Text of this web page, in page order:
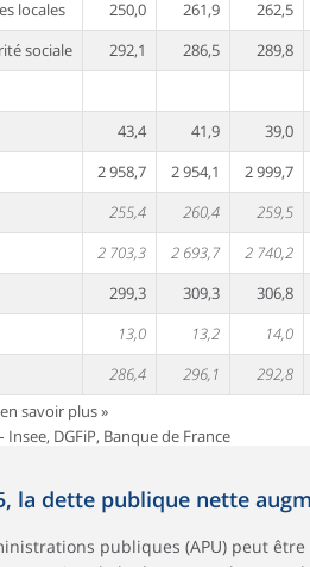
locales
250,0 261,9 262,5
sociale
292,1 286,5 289,8
43,4 41,9 39,0
2 958,7 2 954,1 2 999,7
255,4 260,4 259,5
2 703,3 2 693,7 2 740,2
299,3 309,3 306,8
13,0 13,2 14,0
286,4 296,1 292,8
savoir plus »
DGFiP, Banque de France
la dette publique nette
publiques (APU) peut